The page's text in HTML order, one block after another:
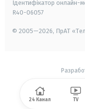
Ідентифікатор онлайн-
R40-06057
© 2005—2026, ПрАТ
24 Канал TV